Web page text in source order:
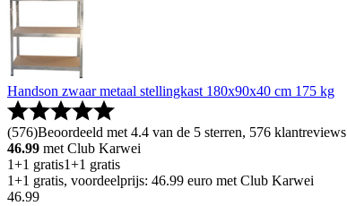
Handson zwaar metaal stellingkast 180x90x40 cm 175 kg
(576)Beoordeeld met 4.4 van de 5 sterren, 576 klantreviews
46.99 met Club Karwei
1+1 gratis1+1 gratis
1+1 gratis, voordeelprijs: 46.99 euro met Club Karwei
46.99